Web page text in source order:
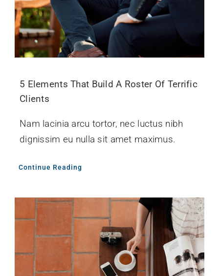
5 Elements That Build A Roster Of Terrific
Clients
Nam lacinia arcu tortor, nec luctus nibh
dignissim eu nulla sit amet maximus.
Continue Reading